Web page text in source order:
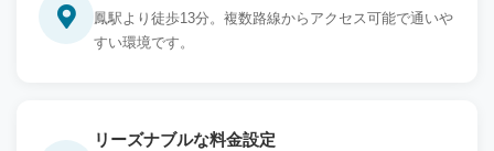
鳳駅より徒歩13分。複数路線からアクセス可能で通いや
すい環境です。
リーズナブルな料金設定